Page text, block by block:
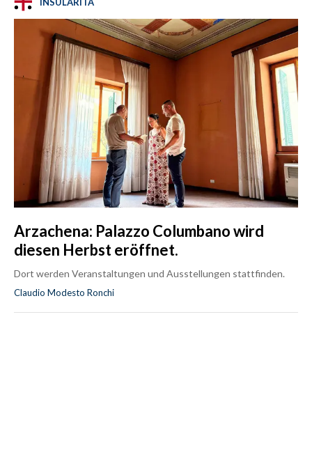
Arzachena: Palazzo Columbano wird
diesen Herbst eröffnet.
Dort werden Veranstaltungen und Ausstellungen stattfinden.
Claudio Modesto Ronchi